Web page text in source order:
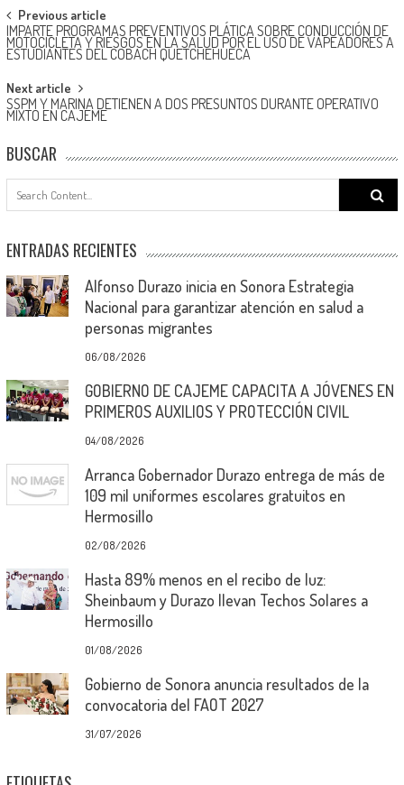
Post
navigation
Previous article
IMPARTE PROGRAMAS PREVENTIVOS PLÁTICA SOBRE CONDUCCIÓN DE
MOTOCICLETA Y RIESGOS EN LA SALUD POR EL USO DE VAPEADORES A
ESTUDIANTES DEL COBACH QUETCHEHUECA
Next article
SSPM Y MARINA DETIENEN A DOS PRESUNTOS DURANTE OPERATIVO
MIXTO EN CAJEME
BUSCAR
Search
for:
ENTRADAS RECIENTES
Alfonso Durazo inicia en Sonora Estrategia
Nacional para garantizar atención en salud a
personas migrantes
06/08/2026
GOBIERNO DE CAJEME CAPACITA A JÓVENES EN
PRIMEROS AUXILIOS Y PROTECCIÓN CIVIL
04/08/2026
Arranca Gobernador Durazo entrega de más de
109 mil uniformes escolares gratuitos en
Hermosillo
02/08/2026
Hasta 89% menos en el recibo de luz:
Sheinbaum y Durazo llevan Techos Solares a
Hermosillo
01/08/2026
Gobierno de Sonora anuncia resultados de la
convocatoria del FAOT 2027
31/07/2026